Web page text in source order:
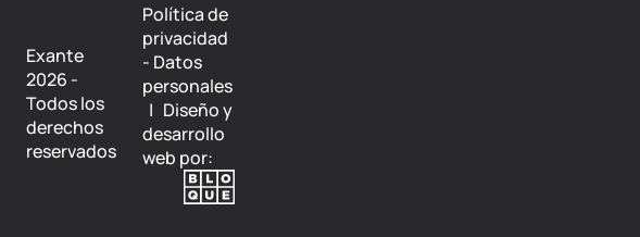
Exante
2026 -
Todos los
derechos
reservados
Política de
privacidad
- Datos
personales
| Diseño y
desarrollo
web por: